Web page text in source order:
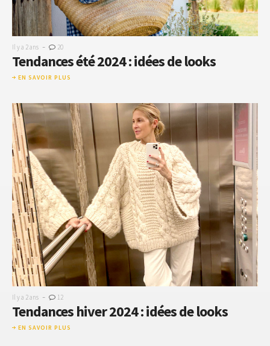
Il y a 2 ans - 20
Tendances été 2024 : idées de looks
EN SAVOIR PLUS
Il y a 2 ans - 12
Tendances hiver 2024 : idées de looks
EN SAVOIR PLUS